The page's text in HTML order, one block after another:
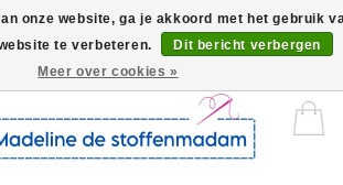
- Onze stoffen worden verkocht per 10 cm.
onze website, ga je akkoord met het gebruik
te verbeteren.
Dit bericht verbergen
Meer over cookies »